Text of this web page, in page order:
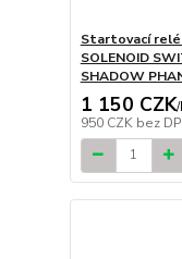
Startovací relé
SOLENOID
SHADOW
1 150 CZK/
950 CZK bez